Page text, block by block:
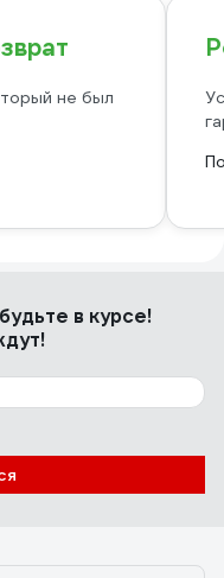
не был
в курсе!